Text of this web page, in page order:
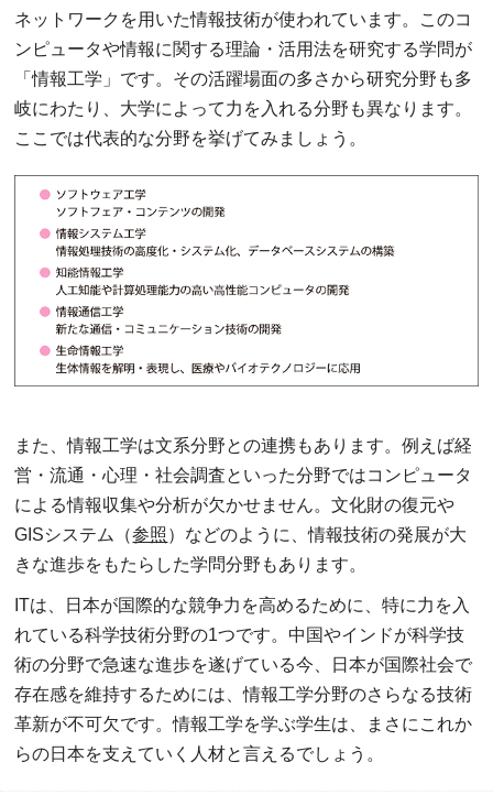
ネットワークを用いた情報技術が使われています。このコ
ンピュータや情報に関する理論・活用法を研究する学問が
「情報工学」です。その活躍場面の多さから研究分野も多
岐にわたり、大学によって力を入れる分野も異なります。
ここでは代表的な分野を挙げてみましょう。
また、情報工学は文系分野との連携もあります。例えば経
営・流通・心理・社会調査といった分野ではコンピュータ
による情報収集や分析が欠かせません。文化財の復元や
GISシステム（参照）などのように、情報技術の発展が大
きな進歩をもたらした学問分野もあります。
ITは、日本が国際的な競争力を高めるために、特に力を入
れている科学技術分野の1つです。中国やインドが科学技
術の分野で急速な進歩を遂げている今、日本が国際社会で
存在感を維持するためには、情報工学分野のさらなる技術
革新が不可欠です。情報工学を学ぶ学生は、まさにこれか
らの日本を支えていく人材と言えるでしょう。